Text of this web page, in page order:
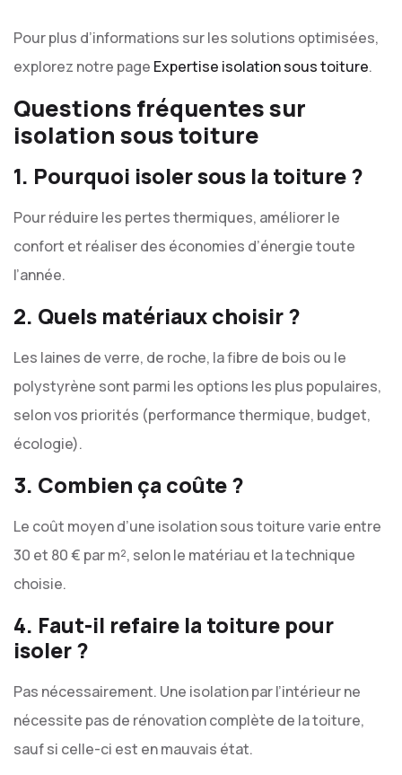
Pour plus d’informations sur les solutions optimisées,
explorez notre page Expertise isolation sous toiture.
Questions fréquentes sur
isolation sous toiture
1. Pourquoi isoler sous la toiture ?
Pour réduire les pertes thermiques, améliorer le
confort et réaliser des économies d’énergie toute
l’année.
2. Quels matériaux choisir ?
Les laines de verre, de roche, la fibre de bois ou le
polystyrène sont parmi les options les plus populaires,
selon vos priorités (performance thermique, budget,
écologie).
3. Combien ça coûte ?
Le coût moyen d’une isolation sous toiture varie entre
30 et 80 € par m², selon le matériau et la technique
choisie.
4. Faut-il refaire la toiture pour
isoler ?
Pas nécessairement. Une isolation par l’intérieur ne
nécessite pas de rénovation complète de la toiture,
sauf si celle-ci est en mauvais état.